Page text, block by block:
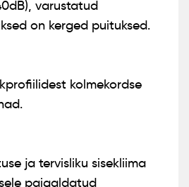
varustatud
on kerged puituksed.
kolmekordse
ja tervisliku sisekliima
paigaldatud